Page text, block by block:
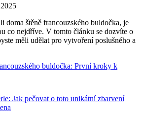
doma štěně francouzského buldočka, je
co nejdříve. V tomto článku se dozvíte o
měli udělat pro vytvoření poslušného a
buldočka: První kroky k